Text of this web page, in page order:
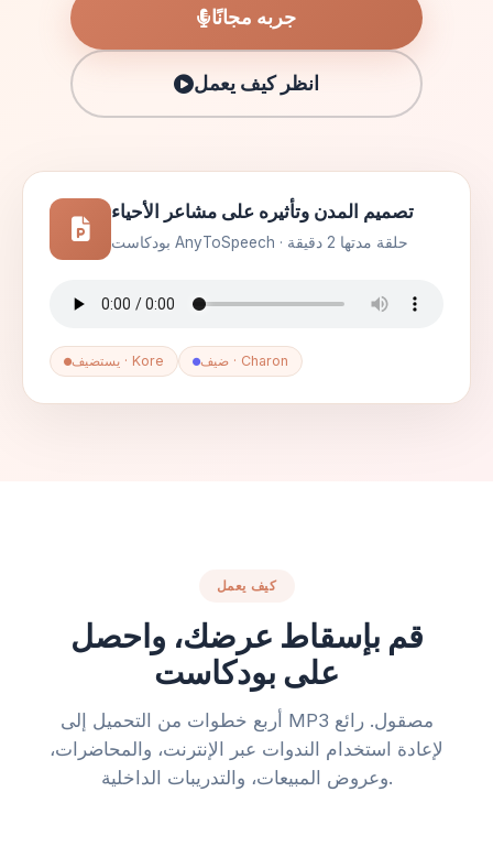
جربه مجانًا
انظر كيف يعمل
تصميم المدن وتأثيره على مشاعر الأحياء
بودكاست AnyToSpeech · حلقة مدتها 2 دقيقة
يستضيف · Kore ضيف · Charon
كيف يعمل
قم بإسقاط عرضك، واحصل
على بودكاست
أربع خطوات من التحميل إلى MP3 مصقول. رائع
لإعادة استخدام الندوات عبر الإنترنت، والمحاضرات،
وعروض المبيعات، والتدريبات الداخلية.